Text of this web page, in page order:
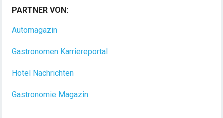
(m/w/d) Du bist Gastgeber aus Leidenschaft und
Automagazin
Gastronomen Karriereportal
Hotel Nachrichten
Gastronomie Magazin